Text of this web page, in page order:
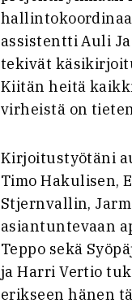
assistentti Auli
tekivät
Kiitän heitä
virheistä on
Kirjoitustyötäni
Timo Hakulisen,
Stjernvallin,
asiantuntevaan
Teppo sekä
ja Harri Vertio
erikseen hänen